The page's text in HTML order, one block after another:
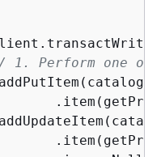
1. Perform one of